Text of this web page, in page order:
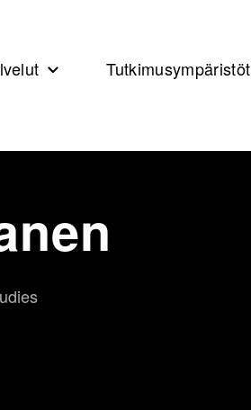
Tutkimusympäristöt